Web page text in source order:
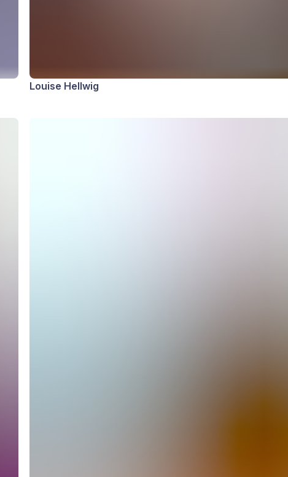
Louise Hellwig